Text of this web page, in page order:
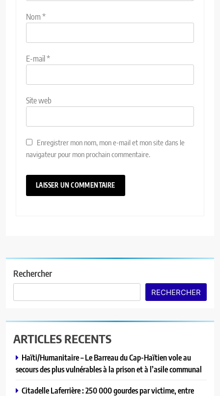
Nom *
E-mail*
Site web
Enregistrer mon nom, mon e-mail et mon site dans le
navigateur pour mon prochain commentaire.
Rechercher
RECHERCHER
ARTICLES RECENTS
Haïti/Humanitaire – Le Barreau du Cap-Haïtien vole au
secours des plus vulnérables à la prison et à l’asile communal
Citadelle Laferrière : 250 000 gourdes par victime, entre